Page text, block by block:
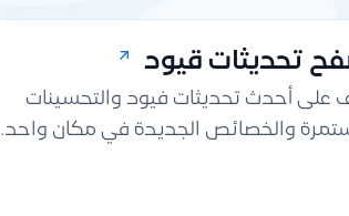
تحديثات قيود
على أحدث تحديثات فيود والتحسينات
والخصائص الجديدة في مكان واحد.